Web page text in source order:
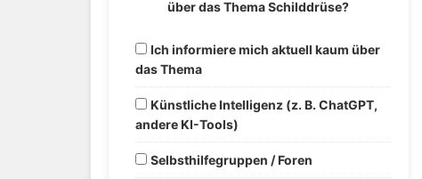
über das Thema Schilddrüse?
Ich informiere mich aktuell kaum über
das Thema
Künstliche Intelligenz (z. B. ChatGPT,
andere KI-Tools)
Selbsthilfegruppen / Foren